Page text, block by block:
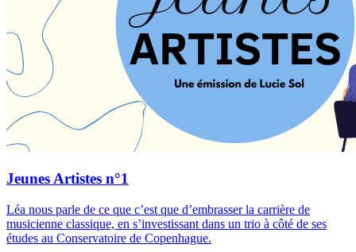
Jeunes Artistes n°1
Léa nous parle de ce que c’est que d’embrasser la carrière de
musicienne classique, en s’investissant dans un trio à côté de ses
études au Conservatoire de Copenhague.